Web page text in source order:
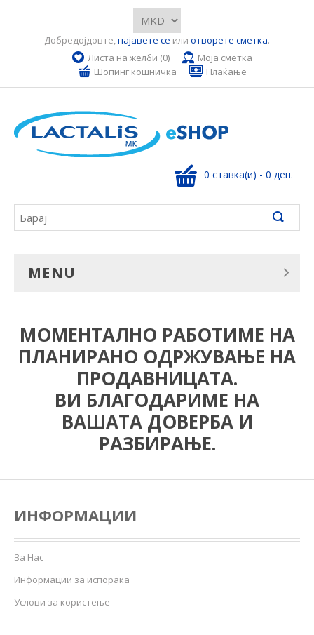
Добредојдовте,најавете се или отворете сметка.
Листа на желби (0)
Моја сметка
Шопинг кошничка
Плаќање
0 ставка(и) - 0 ден.
MENU
МОМЕНТАЛНО РАБОТИМЕ НА
ПЛАНИРАНО ОДРЖУВАЊЕ НА
ПРОДАВНИЦАТА.
ВИ БЛАГОДАРИМЕ НА
ВАШАТА ДОВЕРБА И
РАЗБИРАЊЕ.
ИНФОРМАЦИИ
За Нас
Информации за испорака
Услови за користење